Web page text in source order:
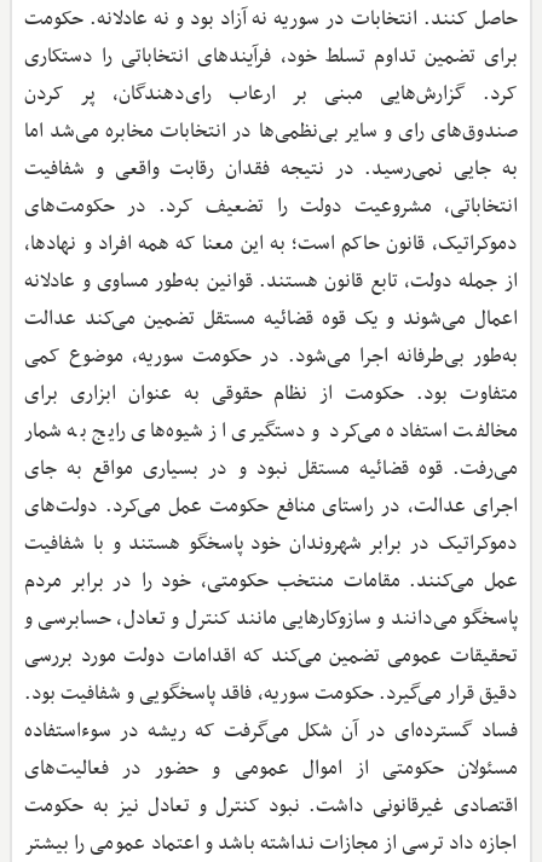
حاصل کنند. انتخابات در سوریه نه آزاد بود و نه عادلانه. حکومت
برای تضمین تداوم تسلط خود، فرآیندهای انتخاباتی را دستکاری
کرد. گزارش‌هایی مبنی بر ارعاب رای‌دهندگان، پر کردن
صندوق‌های رای و سایر بی‌نظمی‌ها در انتخابات مخابره می‌شد اما
به جایی نمی‌رسید. در نتیجه فقدان رقابت واقعی و شفافیت
انتخاباتی، مشروعیت دولت را تضعیف کرد. در حکومت‌های
دموکراتیک، قانون حاکم است؛ به این معنا که همه افراد و نهادها،
از جمله دولت، تابع قانون هستند. قوانین به‌طور مساوی و عادلانه
اعمال می‌شوند و یک قوه قضائیه مستقل تضمین می‌کند عدالت
به‌طور بی‌طرفانه اجرا می‌شود. در حکومت سوریه، موضوع کمی
متفاوت بود. حکومت از نظام حقوقی به عنوان ابزاری برای
مخالفت استفاده می‌کرد و دستگیری از شیوه‌های رایج به شمار
می‌رفت. قوه قضائیه مستقل نبود و در بسیاری مواقع به جای
اجرای عدالت، در راستای منافع حکومت عمل می‌کرد. دولت‌های
دموکراتیک در برابر شهروندان خود پاسخگو هستند و با شفافیت
عمل می‌کنند. مقامات منتخب حکومتی، خود را در برابر مردم
پاسخگو می‌دانند و سازوکارهایی مانند کنترل و تعادل، حسابرسی و
تحقیقات عمومی تضمین می‌کند که اقدامات دولت مورد بررسی
دقیق قرار می‌گیرد. حکومت سوریه، فاقد پاسخگویی و شفافیت بود.
فساد گسترده‌ای در آن شکل می‌گرفت که ریشه در سوءاستفاده
مسئولان حکومتی از اموال عمومی و حضور در فعالیت‌های
اقتصادی غیرقانونی داشت. نبود کنترل و تعادل نیز به حکومت
اجازه داد ترسی از مجازات نداشته باشد و اعتماد عمومی را بیشتر